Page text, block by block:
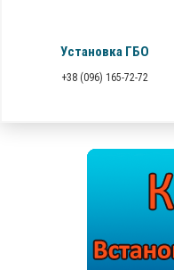
Установка ГБО
+38 (096) 165-72-72